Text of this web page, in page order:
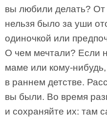
вы любили делать? От
нельзя было за уши
одиночкой или
О чем мечтали? Если
маме или кому-
в раннем детстве.
вы были. Во время
и сохраняйте их: там